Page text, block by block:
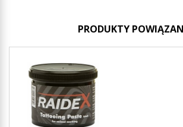
PRODUKTY